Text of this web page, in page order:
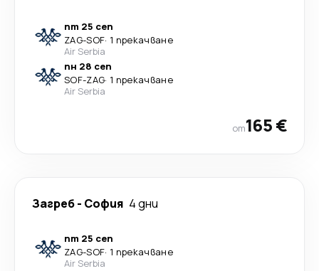
пт 25 сеп
ZAG-SOF· 1 прекачване
Air Serbia
пн 28 сеп
SOF-ZAG· 1 прекачване
Air Serbia
от165 €
Загреб- София 4 дни
пт 25 сеп
ZAG-SOF· 1 прекачване
Air Serbia